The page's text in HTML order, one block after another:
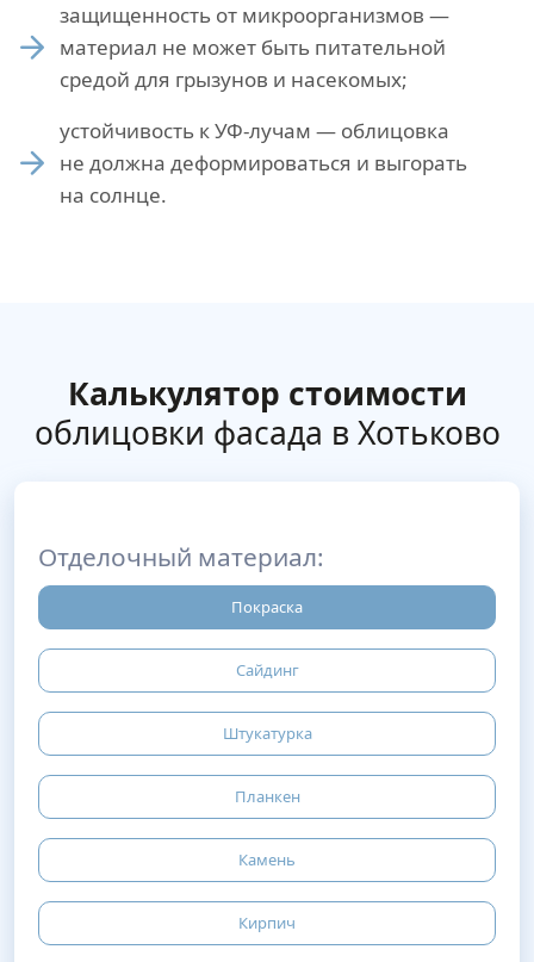
защищенность от микроорганизмов —
материал не может быть питательной
средой для грызунов и насекомых;
устойчивость к УФ-лучам — облицовка
не должна деформироваться и выгорать
на солнце.
Калькулятор стоимости
облицовки фасада в Хотьково
Отделочный материал:
Покраска
Сайдинг
Штукатурка
Планкен
Камень
Кирпич